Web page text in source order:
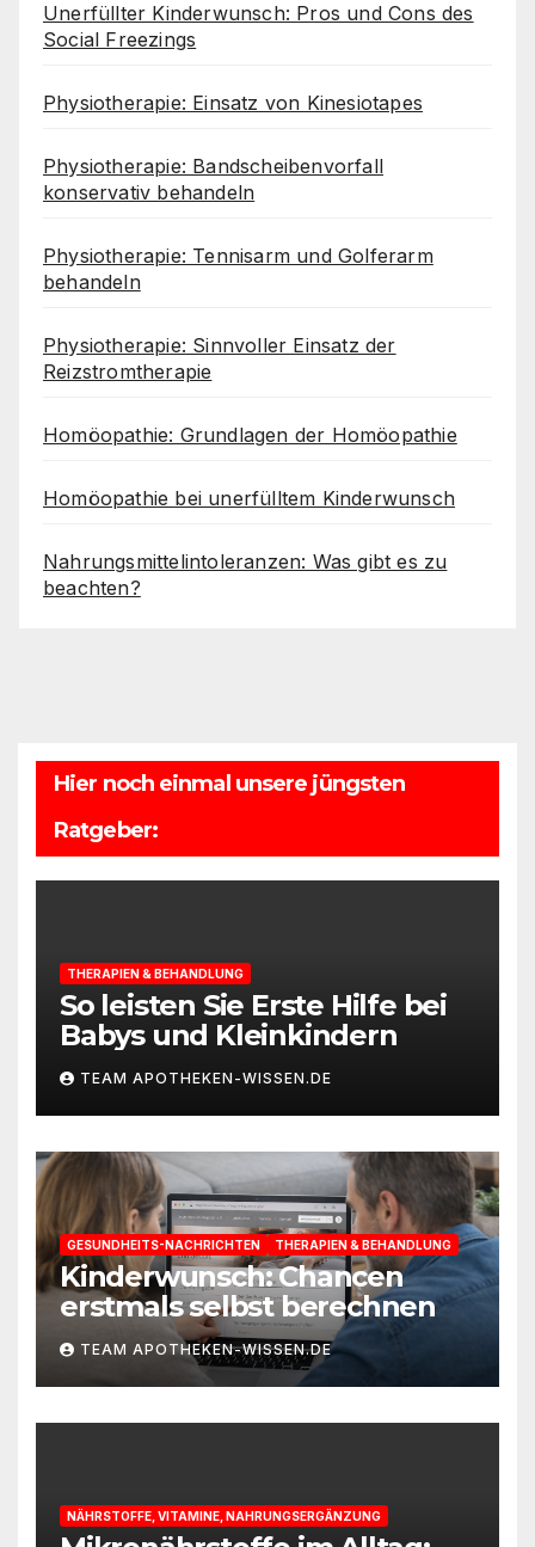
Unerfüllter Kinderwunsch: Pros und Cons des
Social Freezings
Physiotherapie: Einsatz von Kinesiotapes
Physiotherapie: Bandscheibenvorfall
konservativ behandeln
Physiotherapie: Tennisarm und Golferarm
behandeln
Physiotherapie: Sinnvoller Einsatz der
Reizstromtherapie
Homöopathie: Grundlagen der Homöopathie
Homöopathie bei unerfülltem Kinderwunsch
Nahrungsmittelintoleranzen: Was gibt es zu
beachten?
Hier noch einmal unsere jüngsten
Ratgeber:
THERAPIEN & BEHANDLUNG
So leisten Sie Erste Hilfe bei
Babys und Kleinkindern
TEAM APOTHEKEN-WISSEN.DE
GESUNDHEITS-NACHRICHTEN THERAPIEN & BEHANDLUNG
Kinderwunsch: Chancen
erstmals selbst berechnen
TEAM APOTHEKEN-WISSEN.DE
NÄHRSTOFFE, VITAMINE, NAHRUNGSERGÄNZUNG